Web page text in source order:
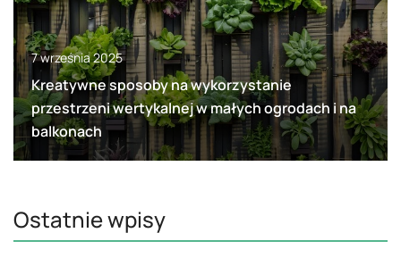
7 września 2025
Kreatywne sposoby na wykorzystanie
przestrzeni wertykalnej w małych ogrodach i na
balkonach
Ostatnie wpisy